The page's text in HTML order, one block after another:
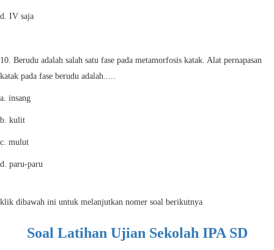
d. IV saja
10. Berudu adalah salah satu fase pada metamorfosis katak. Alat pernapasan
katak pada fase berudu adalah.....
a. insang
b. kulit
c. mulut
d. paru-paru
klik dibawah ini untuk melanjutkan nomer soal berikutnya
Soal Latihan Ujian Sekolah IPA SD